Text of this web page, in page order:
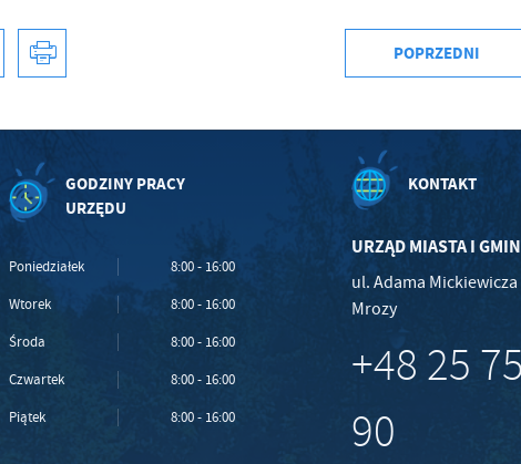
POPRZEDNI
GODZINY PRACY
URZĘDU
Poniedziałek 8:00 - 16:00
Wtorek 8:00 - 16:00
Środa 8:00 - 16:00
Czwartek 8:00 - 16:00
Piątek 8:00 - 16:00
KONTAKT
URZĄD MIASTA I
ul. Adama Mickiewicza
Mrozy
+48 25
90